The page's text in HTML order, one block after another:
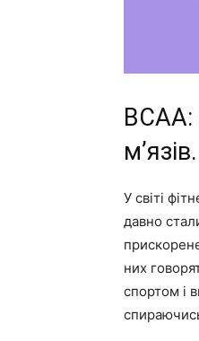
У світі
давно
них
спортом і